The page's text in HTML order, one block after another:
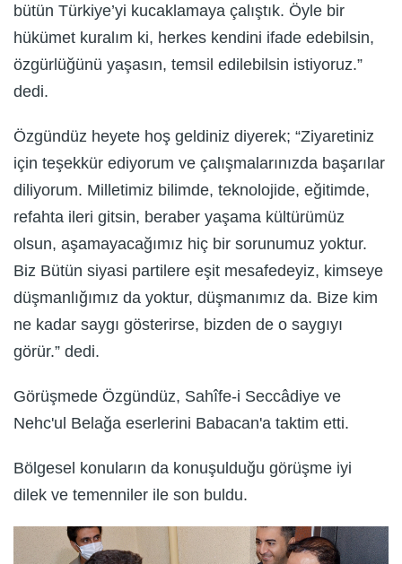
bütün Türkiye’yi kucaklamaya çalıştık. Öyle bir
hükümet kuralım ki, herkes kendini ifade edebilsin,
özgürlüğünü yaşasın, temsil edilebilsin istiyoruz.”
dedi.
Özgündüz heyete hoş geldiniz diyerek; “Ziyaretiniz
için teşekkür ediyorum ve çalışmalarınızda başarılar
diliyorum. Milletimiz bilimde, teknolojide, eğitimde,
refahta ileri gitsin, beraber yaşama kültürümüz
olsun, aşamayacağımız hiç bir sorunumuz yoktur.
Biz Bütün siyasi partilere eşit mesafedeyiz, kimseye
düşmanlığımız da yoktur, düşmanımız da. Bize kim
ne kadar saygı gösterirse, bizden de o saygıyı
görür.” dedi.
Görüşmede Özgündüz, Sahîfe-i Seccâdiye ve
Nehc'ul Belağa eserlerini Babacan'a taktim etti.
Bölgesel konuların da konuşulduğu görüşme iyi
dilek ve temenniler ile son buldu.